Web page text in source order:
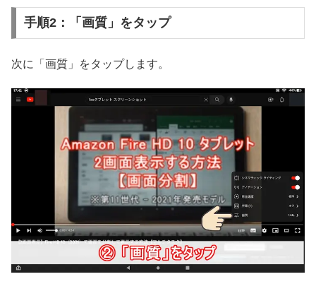
手順2：「画質」をタップ
次に「画質」をタップします。